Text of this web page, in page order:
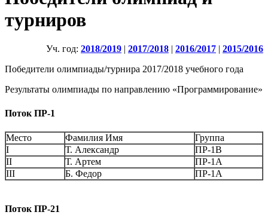
турниров
Уч. год: 2018/2019 | 2017/2018 | 2016/2017 | 2015/2016
Победители олимпиады/турнира 2017/2018 учебного года
Результаты олимпиады по направлению «Программирование»
Поток ПР-1
Место Фамилия Имя
Группа
I
Т. Александр
ПР-1В
II
Т. Артем
ПР-1А
III
Б. Федор ПР-1А
Поток ПР-21